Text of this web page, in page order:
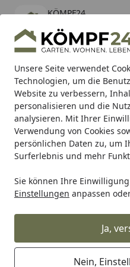
Unsere Seite verwendet
Technologien, um die
Website zu verbessern,
personalisieren und die
analysieren. Mit Ihrer
Verwendung von Cookies
persönlichen Daten zu, um
Surferlebnis und mehr
Sie können Ihre
Einstellungen anpassen
Ja,
Nein,
KÖMPF24
kostenlos - Im App Store
Alle Produkte
Mein Konto
Suchen
Karibu Pools inkl.
Starterset
Startseite
Auto & Zweirad
Supersprox